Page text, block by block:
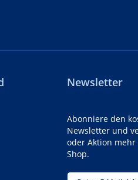
Newsletter
Abonniere den
Newsletter und
oder Aktion mehr
Shop.